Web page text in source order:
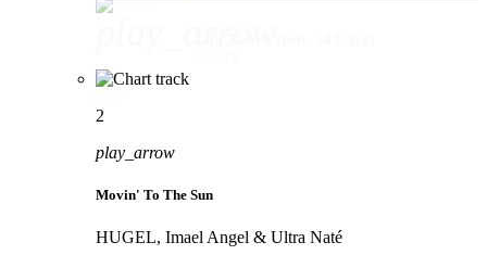
2
play_arrow
Movin' To The Sun
HUGEL, Imael Angel & Ultra Naté